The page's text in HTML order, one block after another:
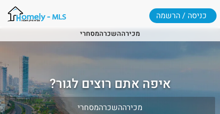
מכירההשכרהמסחרי
כניסה / הרשמה
איפה אתם רוצים לגור?
מכירההשכרהמסחרי